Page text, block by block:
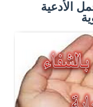
الأدعية